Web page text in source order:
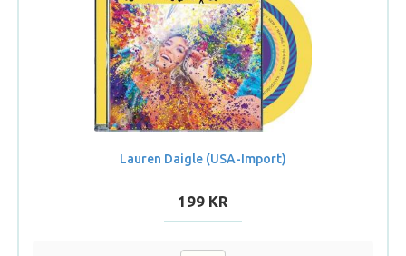
Lauren Daigle (USA-Import)
199 KR